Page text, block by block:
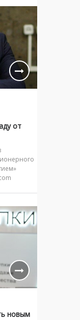
от
новым